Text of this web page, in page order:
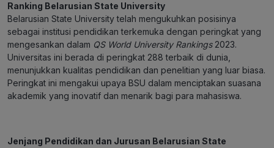
Ranking Belarusian State University
Belarusian State University telah mengukuhkan posisinya
sebagai institusi pendidikan terkemuka dengan peringkat yang
mengesankan dalam QS World University Rankings2023.
Universitas ini berada di peringkat 288 terbaik di dunia,
menunjukkan kualitas pendidikan dan penelitian yang luar biasa.
Peringkat ini mengakui upaya BSU dalam menciptakan suasana
akademik yang inovatif dan menarik bagi para mahasiswa.
Jenjang Pendidikan dan Jurusan Belarusian State